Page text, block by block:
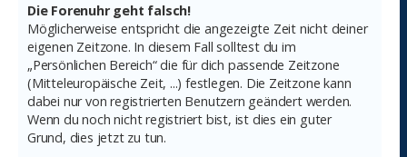
Die Forenuhr geht falsch!
Möglicherweise entspricht die angezeigte Zeit nicht deiner
eigenen Zeitzone. In diesem Fall solltest du im
„Persönlichen Bereich“ die für dich passende Zeitzone
(Mitteleuropäische Zeit, ...) festlegen. Die Zeitzone kann
dabei nur von registrierten Benutzern geändert werden.
Wenn du noch nicht registriert bist, ist dies ein guter
Grund, dies jetzt zu tun.